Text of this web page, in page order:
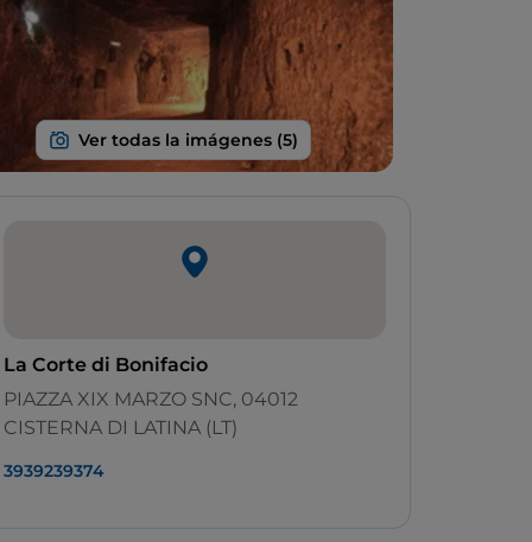
La Corte di Bonifacio
PIAZZA XIX MARZO SNC, 04012
CISTERNA DI LATINA (LT)
3939239374